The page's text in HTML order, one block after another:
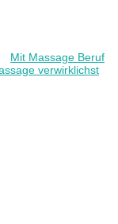
Mit Massage Beruf
verwirklichst